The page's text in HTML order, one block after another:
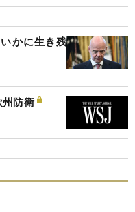
かに生き残
州防衛